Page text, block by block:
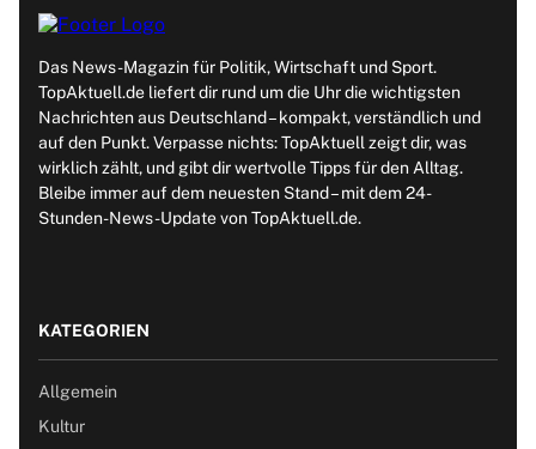
Das News-Magazin für Politik, Wirtschaft und Sport.
TopAktuell.de liefert dir rund um die Uhr die wichtigsten
Nachrichten aus Deutschland – kompakt, verständlich und
auf den Punkt. Verpasse nichts: TopAktuell zeigt dir, was
wirklich zählt, und gibt dir wertvolle Tipps für den Alltag.
Bleibe immer auf dem neuesten Stand – mit dem 24-
Stunden-News-Update von TopAktuell.de.
KATEGORIEN
Allgemein
Kultur